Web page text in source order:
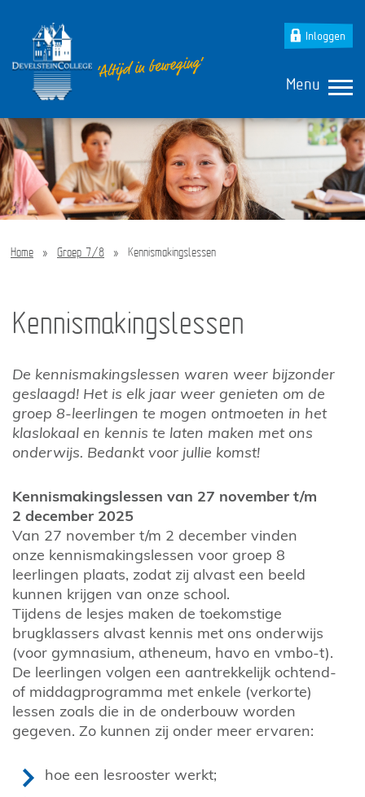
Inloggen
Menu
Home » Groep 7/8 » Kennismakingslessen
Kennismakingslessen
De kennismakingslessen waren weer bijzonder
geslaagd! Het is elk jaar weer genieten om de
groep 8-leerlingen te mogen ontmoeten in het
klaslokaal en kennis te laten maken met ons
onderwijs. Bedankt voor jullie komst!
Kennismakingslessen van 27 november t/m
2 december 2025
Van 27 november t/m 2 december vinden
onze kennismakingslessen voor groep 8
leerlingen plaats, zodat zij alvast een beeld
kunnen krijgen van onze school.
Tijdens de lesjes maken de toekomstige
brugklassers alvast kennis met ons onderwijs
(voor gymnasium, atheneum, havo en vmbo-t).
De leerlingen volgen een aantrekkelijk ochtend-
of middagprogramma met enkele (verkorte)
lessen zoals die in de onderbouw worden
gegeven. Zo kunnen zij onder meer ervaren:
hoe een lesrooster werkt;